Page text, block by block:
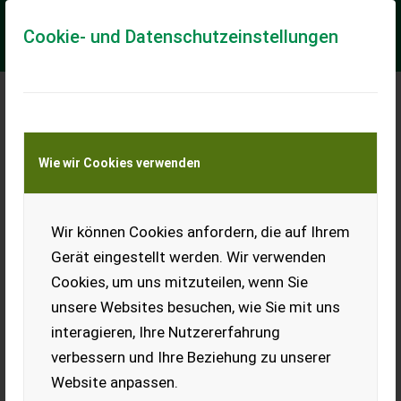
Cookie- und Datenschutzeinstellungen
Wie wir Cookies verwenden
Wir können Cookies anfordern, die auf Ihrem
Gerät eingestellt werden. Wir verwenden
Cookies, um uns mitzuteilen, wenn Sie
unsere Websites besuchen, wie Sie mit uns
interagieren, Ihre Nutzererfahrung
verbessern und Ihre Beziehung zu unserer
Website anpassen.
Aufpreis
in sehr gutem technischen
Zustand abzugeben, 102 PS,
Stufenlosgetriebe,
Hinterachslenkung,
Umkehrlüfter CleanFix,
Frontzapfwelle,
Fronthubwerk mit EFH,